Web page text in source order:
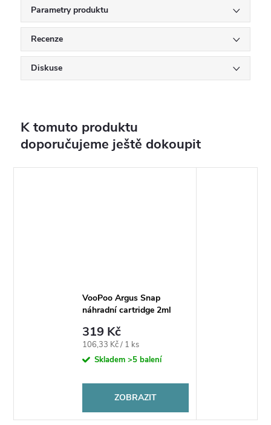
Parametry produktu
Recenze
Diskuse
K tomuto produktu
doporučujeme ještě dokoupit
VooPoo Argus Snap
náhradní cartridge 2ml
319 Kč
Měrná
cena:
106,33 Kč / 1 ks
Skladem >5 balení
ZOBRAZIT